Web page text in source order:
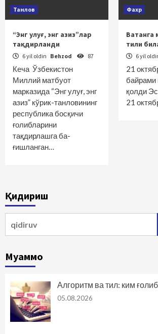
Танлов
“Энг улуғ, энг азиз”лар
тақдирланди
6 yil oldin Behzod 87
Кеча Ўзбекистон
Миллий матбуот
марказида “Энг улуғ, энг
азиз” кўрик-танловининг
республика босқичи
ғолибларини
тақдирлашга ба­
ғишланган…
Фахр
Ватанга
тили
6 yil
21
байрами
қолди
21
Қидириш
Муаммо
Алгоритм ва тил: ким
05.08.2026